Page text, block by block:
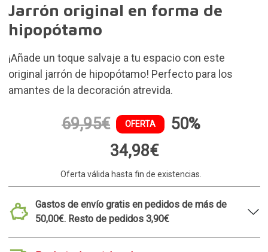
Jarrón original en forma de
hipopótamo
¡Añade un toque salvaje a tu espacio con este
original jarrón de hipopótamo! Perfecto para los
amantes de la decoración atrevida.
69,95€ OFERTA
50%
34,98€
Oferta válida hasta fin de existencias.
Gastos de envío gratis en pedidos de más de
50,00€. Resto de pedidos 3,90€